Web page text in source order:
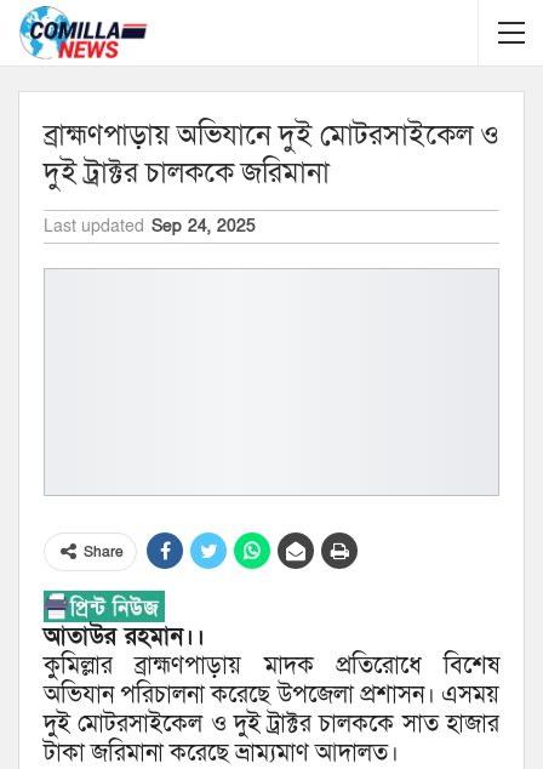
ব্রাহ্মণপাড়ায় অভিযানে দুই মোটরসাইকেল ও
দুই ট্রাক্টর চালককে জরিমানা
Last updated Sep 24, 2025
Share
আতাউর রহমান।।
কুমিল্লার ব্রাহ্মণপাড়ায় মাদক প্রতিরোধে বিশেষ
অভিযান পরিচালনা করেছে উপজেলা প্রশাসন। এসময়
দুই মোটরসাইকেল ও দুই ট্রাক্টর চালককে সাত হাজার
টাকা জরিমানা করেছে ভ্রাম্যমাণ আদালত।